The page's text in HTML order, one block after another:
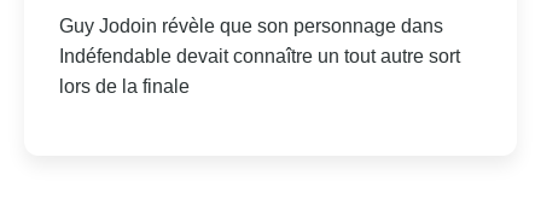
Guy Jodoin révèle que son personnage dans
Indéfendable devait connaître un tout autre sort
lors de la finale